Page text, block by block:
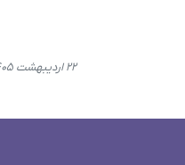
۲۲ اردیبهشت ۱۴۰۵، ۱۰:۱۷